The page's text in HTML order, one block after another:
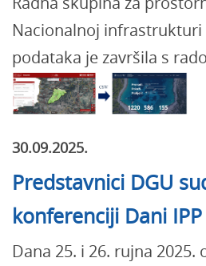
Nacionalnoj
podataka je završila s
30.09.2025.
Predstavnici DGU
konferenciji Dani IPP
Dana 25. i 26. rujna 2025.